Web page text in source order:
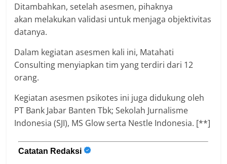
Ditambahkan, setelah asesmen, pihaknya
akan melakukan validasi untuk menjaga objektivitas
datanya.
Dalam kegiatan asesmen kali ini, Matahati
Consulting menyiapkan tim yang terdiri dari 12
orang.
Kegiatan asesmen psikotes ini juga didukung oleh
PT Bank Jabar Banten Tbk; Sekolah Jurnalisme
Indonesia (SJI), MS Glow serta Nestle Indonesia. [**]